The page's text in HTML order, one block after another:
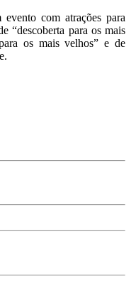
com atrações para
“descoberta para os mais
os mais velhos” e de